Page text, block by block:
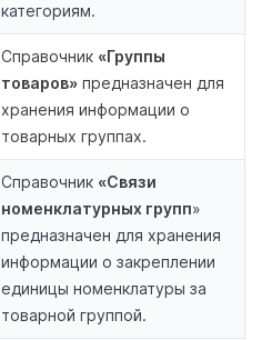
категориям.
Справочник «Группы
товаров» предназначен для
хранения информации о
товарных группах.
Справочник «Связи
номенклатурных групп»
предназначен для хранения
информации о закреплении
единицы номенклатуры за
товарной группой.